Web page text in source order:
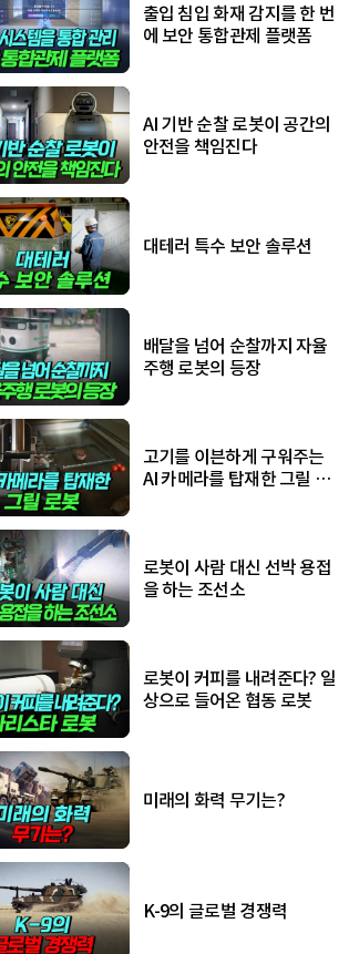
출입 침입 화재 감지를 한 번
에 보안 통합관제 플랫폼
AI 기반 순찰 로봇이 공간의
안전을 책임진다
대테러 특수 보안 솔루션
배달을 넘어 순찰까지 자율
주행 로봇의 등장
고기를 이븐하게 구워주는
AI 카메라를 탑재한 그릴 로
로봇이 사람 대신 선박 용접
을 하는 조선소
로봇이 커피를 내려준다? 일
상으로 들어온 협동 로봇
미래의 화력 무기는?
K-9의 글로벌 경쟁력